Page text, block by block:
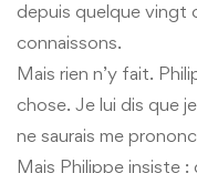
depuis quelque vingt
connaissons.
Mais rien n’y fait.
chose. Je lui dis que
ne saurais me
Mais Philippe insiste :